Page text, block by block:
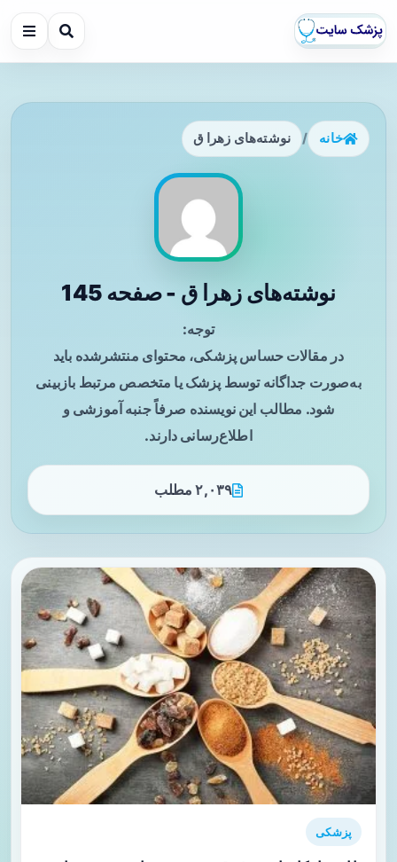
خانه / نوشته‌های زهرا ق
نوشته‌های زهرا ق - صفحه 145
توجه:
در مقالات حساس پزشکی، محتوای منتشرشده باید
به‌صورت جداگانه توسط پزشک یا متخصص مرتبط بازبینی
شود. مطالب این نویسنده صرفاً جنبه آموزشی و
اطلاع‌رسانی دارند.
۲,۰۳۹ مطلب
پزشکی